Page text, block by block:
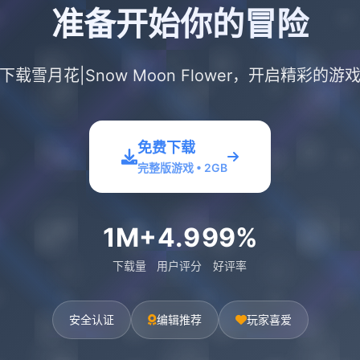
准备开始你的冒险
载雪月花|Snow Moon Flower，开启精彩的游
免费下载
完整版游戏 • 2GB
1M+
下载量
4.9
用户评分
99%
好评率
安全认证 编辑推荐 玩家喜爱